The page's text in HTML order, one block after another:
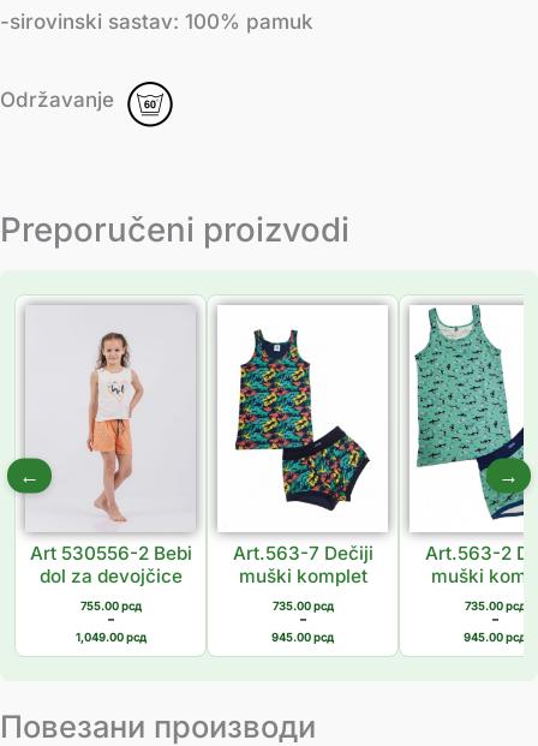
-sirovinski sastav: 100% pamuk
Održavanje
Preporučeni proizvodi
←
Art 530556-2 Bebi
dol za devojčice
755.00рсд
–
1,049.00рсд
Распон
755.00 рсд
до
1,049.00 рсд
Art.563-7 Dečiji
muški komplet
735.00рсд
–
945.00рсд
Распон
945.00 рсд
Art.563-2
muški
735.00рсд
–
945.00рсд
Распон
до
945.00
→
Повезани производи